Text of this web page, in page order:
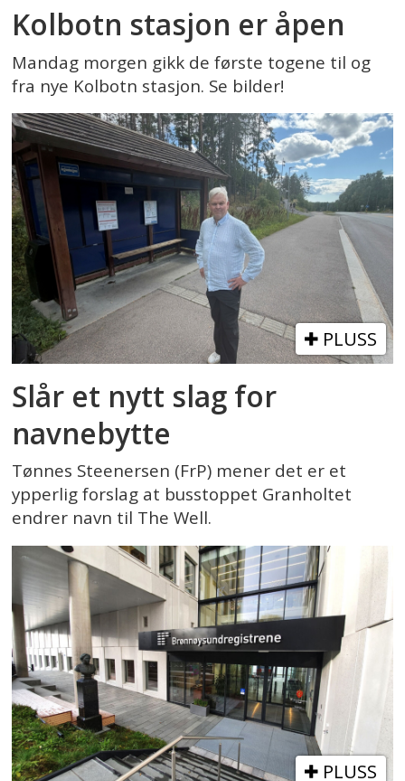
Kolbotn stasjon er åpen
Mandag morgen gikk de første togene til og
fra nye Kolbotn stasjon. Se bilder!
PLUSS
Slår et nytt slag for
navnebytte
Tønnes Steenersen (FrP) mener det er et
ypperlig forslag at busstoppet Granholtet
endrer navn til The Well.
PLUSS